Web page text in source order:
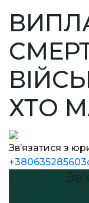
ХТО
Зв’язатися з
+380635285603